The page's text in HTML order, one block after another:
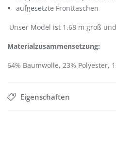
aufgesetzte Fronttaschen
Unser Model ist 1,68 m groß
Materialzusammensetzung:
64% Baumwolle, 23% Polyester,
Eigenschaften